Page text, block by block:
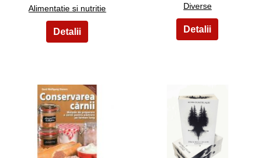
Alimentatie si nutritie
Diverse
3 4